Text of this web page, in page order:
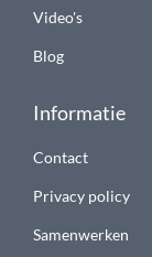
Video's
Blog
Informatie
Contact
Privacy policy
Samenwerken